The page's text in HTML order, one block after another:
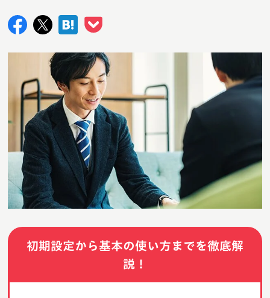
初期設定から基本の使い方までを徹底解
説！